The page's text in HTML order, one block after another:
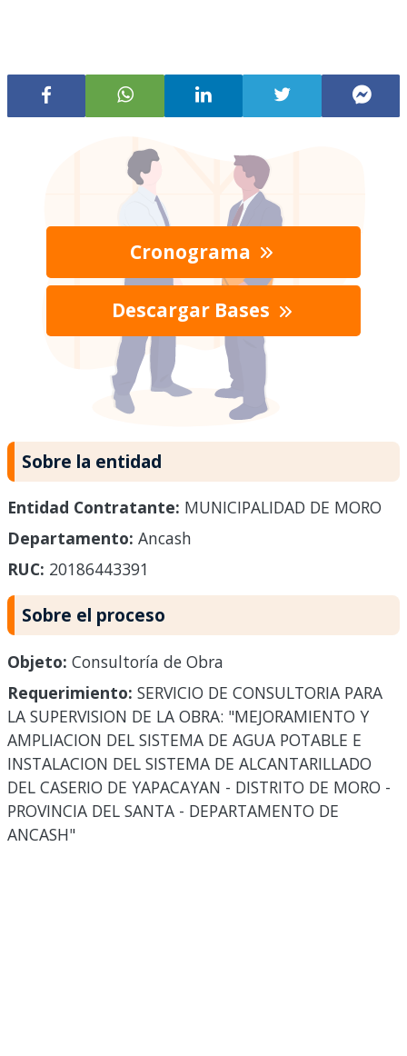
Cronograma
Descargar Bases
Sobre la entidad
Entidad Contratante: MUNICIPALIDAD DE MORO
Departamento: Ancash
RUC: 20186443391
Sobre el proceso
Objeto: Consultoría de Obra
Requerimiento: SERVICIO DE CONSULTORIA PARA
LA SUPERVISION DE LA OBRA: "MEJORAMIENTO Y
AMPLIACION DEL SISTEMA DE AGUA POTABLE E
INSTALACION DEL SISTEMA DE ALCANTARILLADO
DEL CASERIO DE YAPACAYAN - DISTRITO DE MORO -
PROVINCIA DEL SANTA - DEPARTAMENTO DE
ANCASH"